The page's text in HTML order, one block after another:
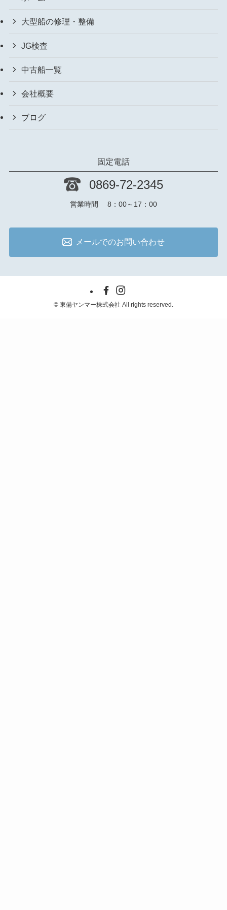
大型船の修理・整備
JG検査
中古船一覧
会社概要
ブログ
固定電話
0869-72-2345
営業時間 8：00～17：00
メールでのお問い合わせ
© 東備ヤンマー株式会社 All rights reserved.